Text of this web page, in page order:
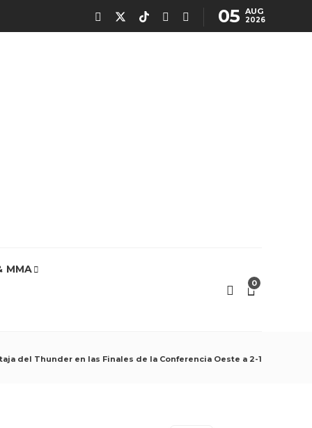
05 AUG
2026
MMA
0
del Thunder en las Finales de la Conferencia Oeste a 2-1